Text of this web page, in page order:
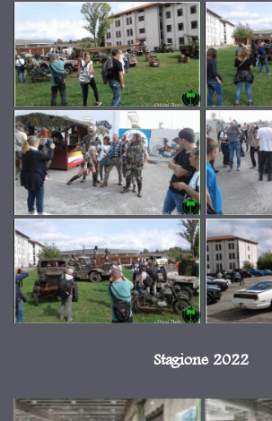
Stagione 2022